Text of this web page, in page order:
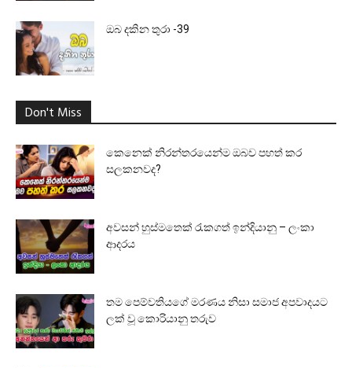
ඔබ දකින තුරා -39
Don't Miss
කෙනෙක් නිරන්තරයෙන්ම ඔබව පහත් කර
සලකනවද?
අවසන් හුස්මතෙක් රැකගත් ඉන්දියානු – ලංකා
ආදරය
තම පෙම්වතියගේ මරණය නිසා සමාජ අපවාදයට
ලක් වූ කොරියානු තරුව